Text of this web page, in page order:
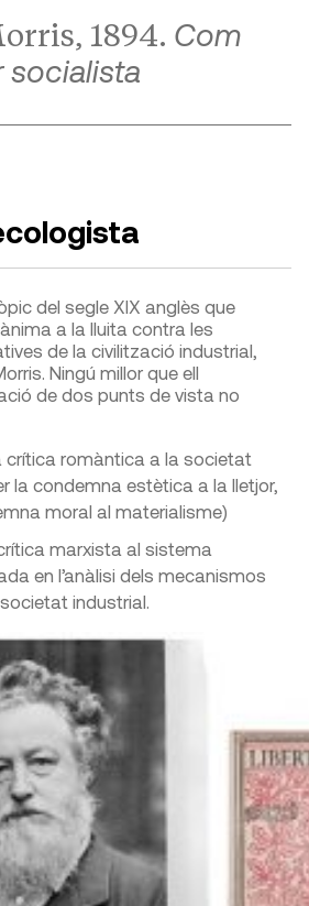
1894. Com
socialista
del segle XIX anglès que
a la lluita contra les
de la civilització industrial,
Ningú millor que ell
de dos punts de vista no
crítica romàntica a la societat
la condemna estètica a la lletjor,
moral al materialisme)
marxista al sistema
en l’anàlisi dels mecanismos
industrial.